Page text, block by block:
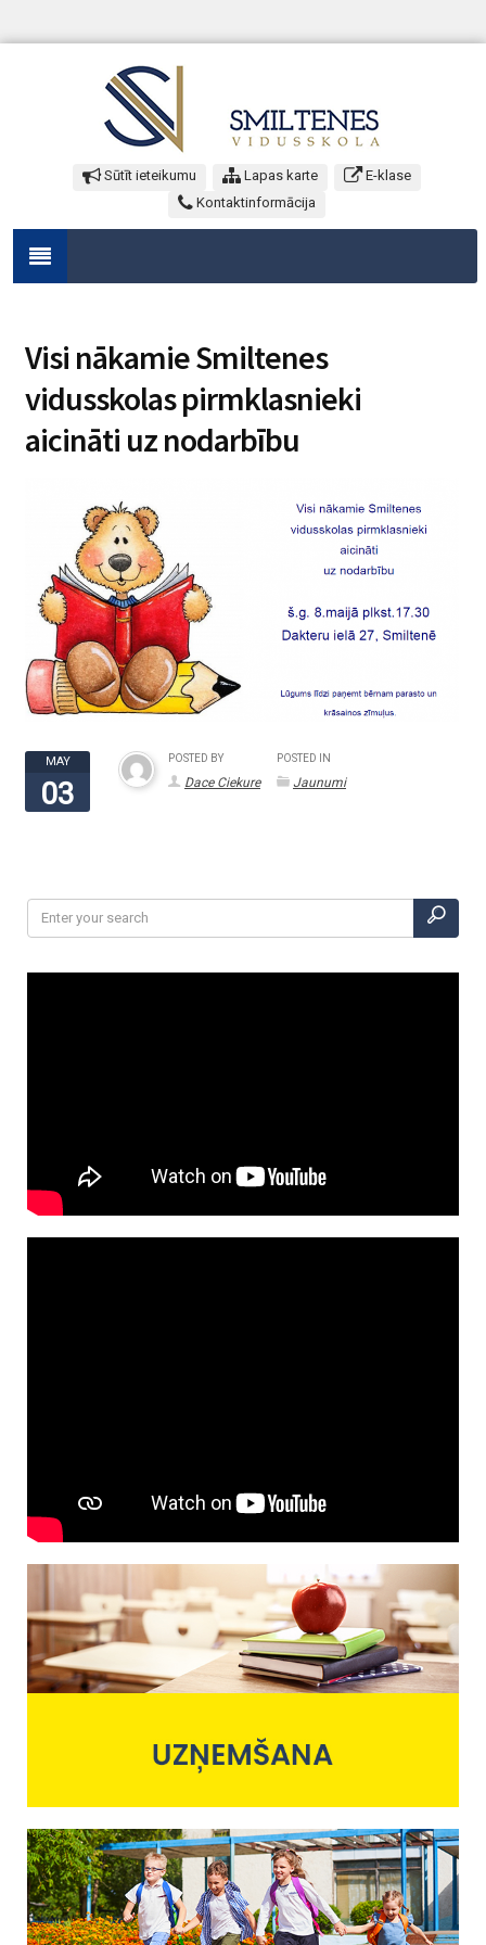
Sūtīt ieteikumu Lapas karte
E-klase
Kontaktinformācija
Visi nākamie Smiltenes
vidusskolas pirmklasnieki
aicināti uz nodarbību
MAY
03
POSTED BY
Dace Ciekure
POSTED IN
Jaunumi